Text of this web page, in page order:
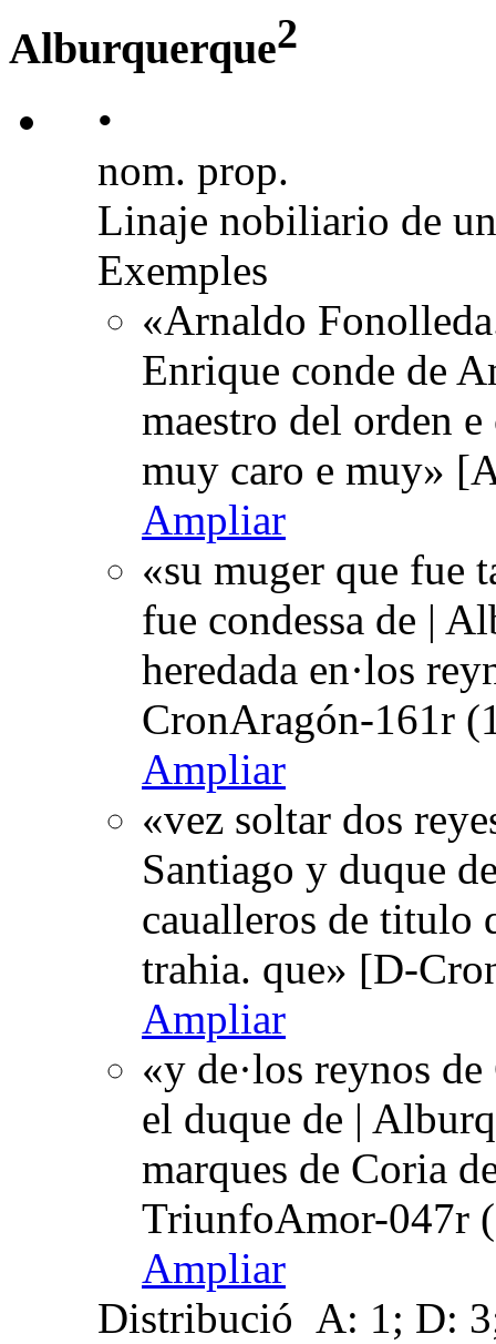
Alburquerque2
•
nom. prop.
Linaje nobiliario de
Exemples
«Arnaldo
Enrique conde de
maestro del orden
muy caro e muy»
Ampliar
«su muger que fue
fue condessa de |
heredada en·los
CronAragón-161r
Ampliar
«vez soltar dos
Santiago y duque
caualleros de titulo
trahia. que» [D-
Ampliar
«y de·los reynos
el duque de |
marques de Coria
TriunfoAmor-047r
Ampliar
Distribució A: 1; D: